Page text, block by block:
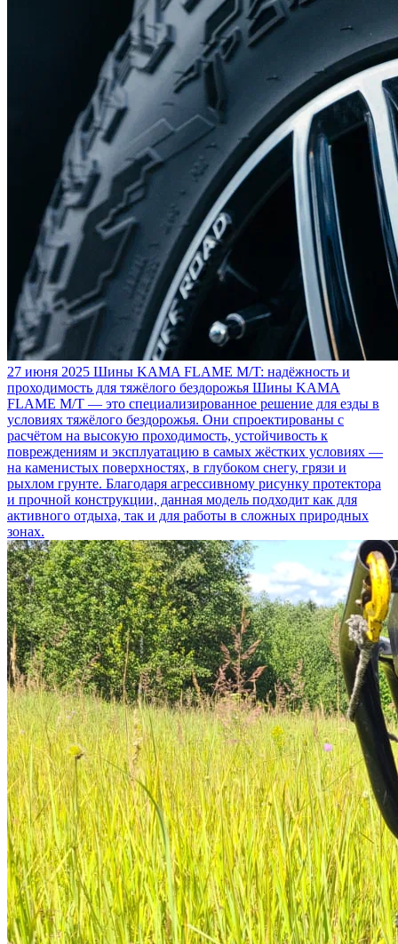
27 июня 2025 Шины KAMA FLAME M/T: надёжность и
проходимость для тяжёлого бездорожья Шины KAMA
FLAME M/T — это специализированное решение для езды в
условиях тяжёлого бездорожья. Они спроектированы с
расчётом на высокую проходимость, устойчивость к
повреждениям и эксплуатацию в самых жёстких условиях —
на каменистых поверхностях, в глубоком снегу, грязи и
рыхлом грунте. Благодаря агрессивному рисунку протектора
и прочной конструкции, данная модель подходит как для
активного отдыха, так и для работы в сложных природных
зонах.